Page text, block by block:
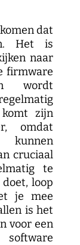
dat
Het is
naar
firmware
wordt
komt zijn
omdat
kunnen
cruciaal
te
loop
je mee
is het
voor een